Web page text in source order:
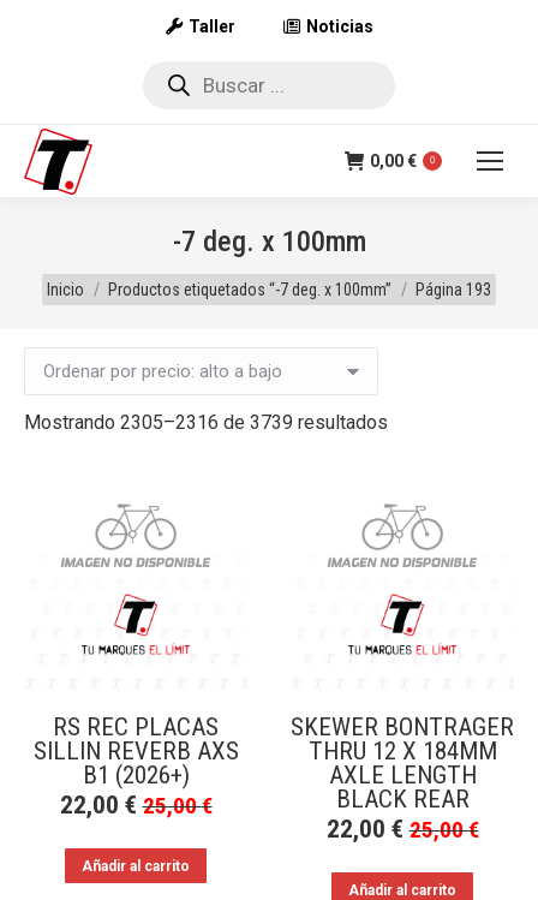
Taller Noticias
Búsqueda
0,00€ 0
-7 deg. x 100mm
Estás aquí:
Inicio Productos etiquetados “-7 deg. x 100mm” Página 193
Mostrando 2305–2316 de 3739 resultados
alto
a
bajo
RS REC PLACAS
SILLIN REVERB AXS
B1 (2026+)
22,00 € 25,00€
Añadir al carrito
SKEWER BONTRAGER
THRU 12 X 184MM
AXLE LENGTH
BLACK REAR
22,00 € 25,00€
Añadir al carrito